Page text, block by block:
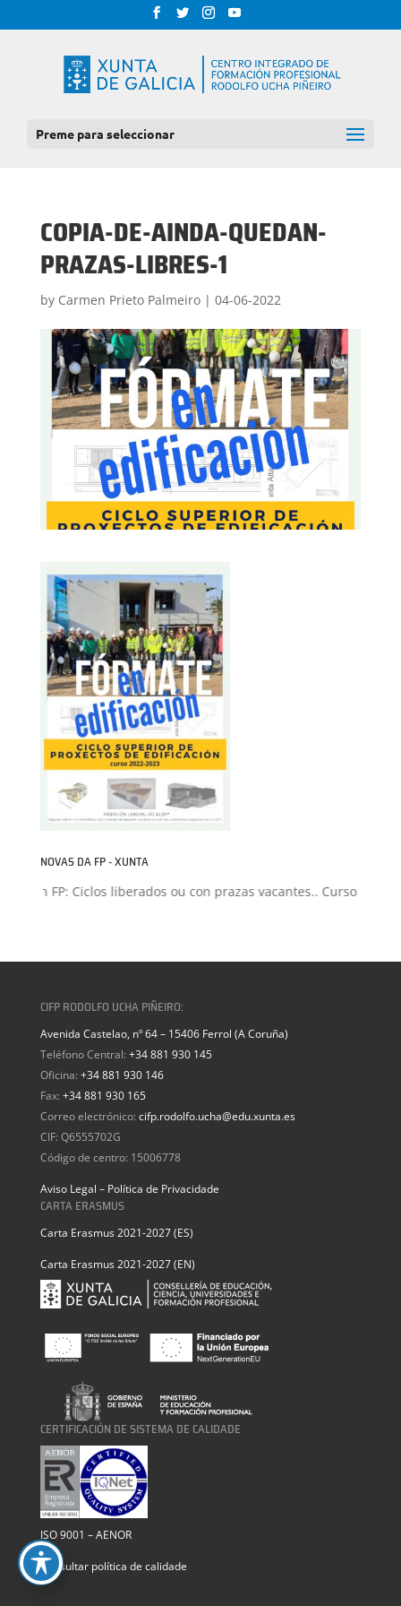
Preme para seleccionar
COPIA-DE-AINDA-QUEDAN-
PRAZAS-LIBRES-1
by Carmen Prieto Palmeiro| 04-06-2022
NOVAS DA FP - XUNTA
FP: Ciclos liberados ou con prazas vacantes.. Curso 2026-
CIFP RODOLFO UCHA PIÑEIRO:
Avenida Castelao, nº 64 – 15406 Ferrol (A Coruña)
Teléfono Central: +34 881 930 145
Oficina: +34 881 930 146
Fax: +34 881 930 165
Correo electrónico: cifp.rodolfo.ucha@edu.xunta.es
CIF: Q6555702G
Código de centro: 15006778
Aviso Legal – Política de Privacidade
CARTA ERASMUS
Carta Erasmus 2021-2027 (ES)
Carta Erasmus 2021-2027 (EN)
CERTIFICACIÓN DE SISTEMA DE CALIDADE
ISO 9001 – AENOR
Consultar política de calidade